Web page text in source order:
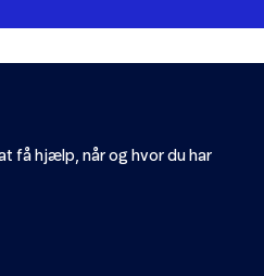
få hjælp, når og hvor du har